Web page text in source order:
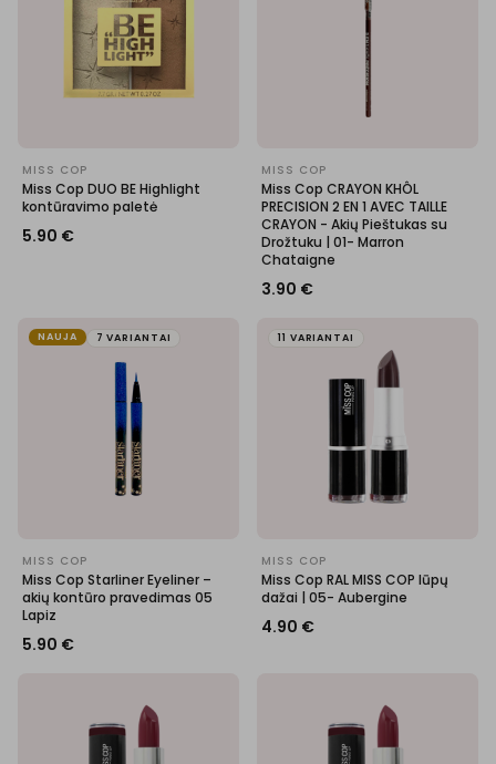
MISS COP
Miss Cop DUO BE Highlight
kontūravimo paletė
5.90 €
MISS COP
Miss Cop CRAYON KHÔL
PRECISION 2 EN 1 AVEC TAILLE
CRAYON - Akių Pieštukas su
Drožtuku | 01- Marron
Chataigne
3.90 €
NAUJA 7 VARIANTAI
MISS COP
Miss Cop Starliner Eyeliner –
akių kontūro pravedimas 05
Lapiz
5.90 €
11 VARIANTAI
MISS COP
Miss Cop RAL MISS COP lūpų
dažai | 05- Aubergine
4.90 €